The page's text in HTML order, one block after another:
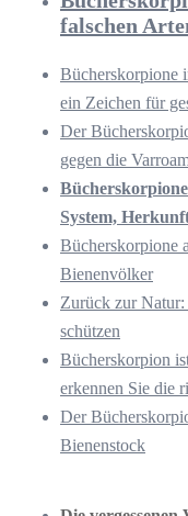
falschen
Bücherskorpione
ein Zeichen für
Der
gegen die
System,
Bücherskorpione
Bienenvölker
Zurück zur
schützen
Bücherskorpion
erkennen Sie die
Der
Bienenstock